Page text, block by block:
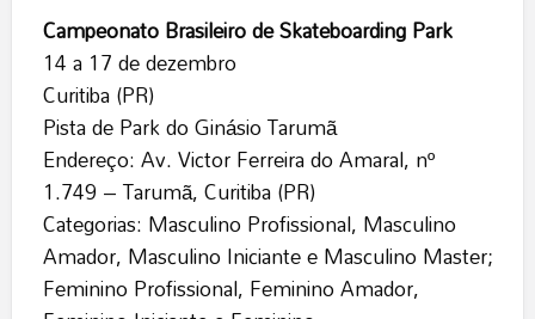
Campeonato Brasileiro de Skateboarding Park
14 a 17 de dezembro
Curitiba (PR)
Pista de Park do Ginásio Tarumã
Endereço: Av. Victor Ferreira do Amaral, nº
1.749 – Tarumã, Curitiba (PR)
Categorias: Masculino Profissional, Masculino
Amador, Masculino Iniciante e Masculino Master;
Feminino Profissional, Feminino Amador,